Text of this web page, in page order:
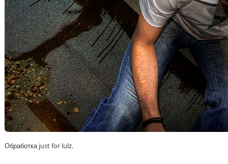
Обработка just for lulz.